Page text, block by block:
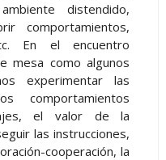
distendido,
comportamientos,
En el encuentro
mesa como algunos
experimentar las
comportamientos
el valor de la
las instrucciones,
cooperación, la